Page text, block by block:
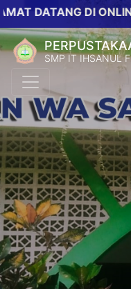
DI ONLINE
SMP IT IHSANUL